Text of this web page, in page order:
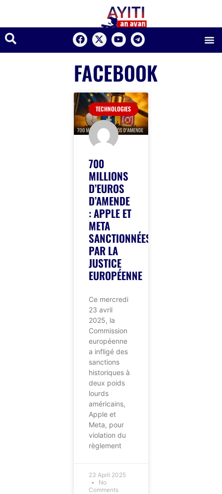
FACEBOOK
TECHNOLOGIES
700
MILLIONS
D’EUROS
D’AMENDE
: APPLE ET
META
SANCTIONNÉES
PAR LA
JUSTICE
EUROPÉENNE
Ce mercredi
23 avril
2025, la
Commission
européenne
a infligé des
sanctions
historiques à
deux poids
lourds
américains,
Apple et
Meta, pour
violation du
règlement
23 April 2025
No
Comments